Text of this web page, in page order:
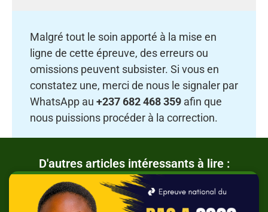
Malgré tout le soin apporté à la mise en
ligne de cette épreuve, des erreurs ou
omissions peuvent subsister. Si vous en
constatez une, merci de nous le signaler par
WhatsApp au +237 682 468 359 afin que
nous puissions procéder à la correction.
D'autres articles intéressants à lire :